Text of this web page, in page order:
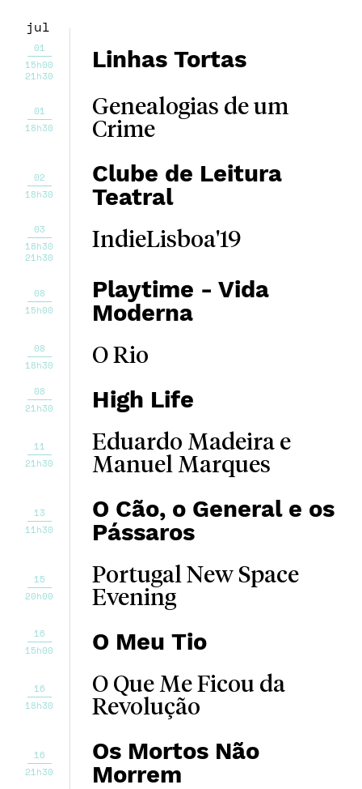
jul
01
15h00
21h30
Linhas Tortas
01
18h30
Genealogias de um
Crime
02
18h30
Clube de Leitura
Teatral
03
18h30
21h30
IndieLisboa'19
08
15h00
Playtime - Vida
Moderna
08
18h30
O Rio
08
21h30
High Life
11
21h30
Eduardo Madeira e
Manuel Marques
13
11h30
O Cão, o General e os
Pássaros
15
20h00
Portugal New Space
Evening
16
15h00
O Meu Tio
16
18h30
O Que Me Ficou da
Revolução
16
21h30
Os Mortos Não
Morrem